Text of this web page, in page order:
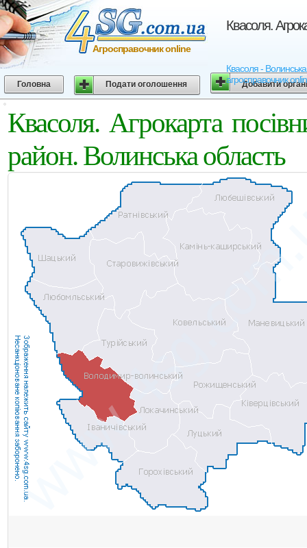
Квасоля.
Квасоля - Волинська
агросправочник
Агросправочник online
Головна Подати оголошення Добавити
Квасоля. Агрокарта
район. Волинська область